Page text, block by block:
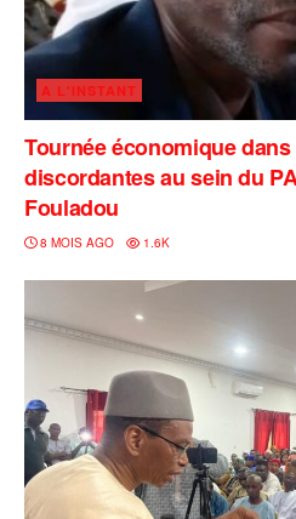
A L'INSTANT
Tournée économique
discordantes au sein du
Fouladou
8 MOIS AGO 1.6K